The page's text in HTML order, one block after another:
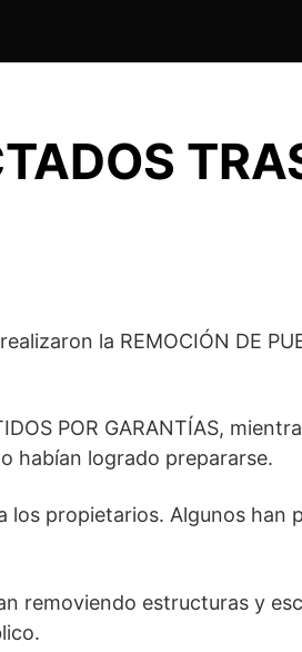
la REMOCIÓN DE
POR GARANTÍAS,
habían logrado prepararse.
los propietarios. Algunos
removiendo estructuras y